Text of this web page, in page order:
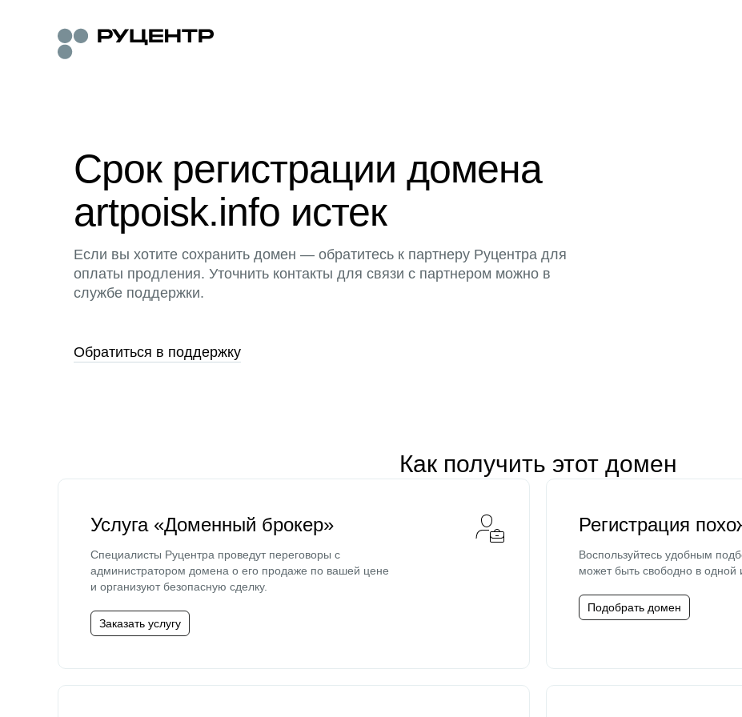
Срок регистрации домена
artpoisk.info истек
Если вы хотите сохранить домен — обратитесь к партнеру Руцентра для
оплаты продления. Уточнить контакты для связи с партнером можно в
службе поддержки.
Обратиться в поддержку
Как получить этот домен
Услуга «Доменный брокер»
Специалисты Руцентра проведут переговоры с
администратором домена о его продаже по вашей цене
и организуют безопасную сделку.
Заказать услугу
Регистрация
Воспользуйтесь удобным
может быть свободно в одной
Подобрать домен